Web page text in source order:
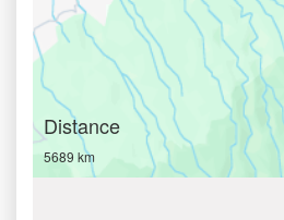
Distance
5689 km